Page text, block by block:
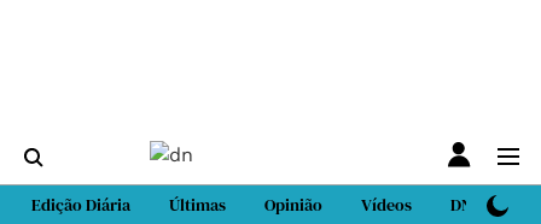
Edição Diária Últimas Opinião Vídeos DN Sport